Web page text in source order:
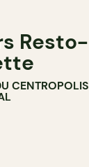
Resto-
CENTROPOLIS